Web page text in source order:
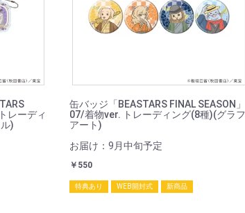
レーディ
)
缶バッジ「BEASTARS FINAL SEASON」
07/着物ver. トレーディング(8種)(グラフ
アート)
お届け：9月中旬予定
￥550
特典あり WEB開封式 新商品